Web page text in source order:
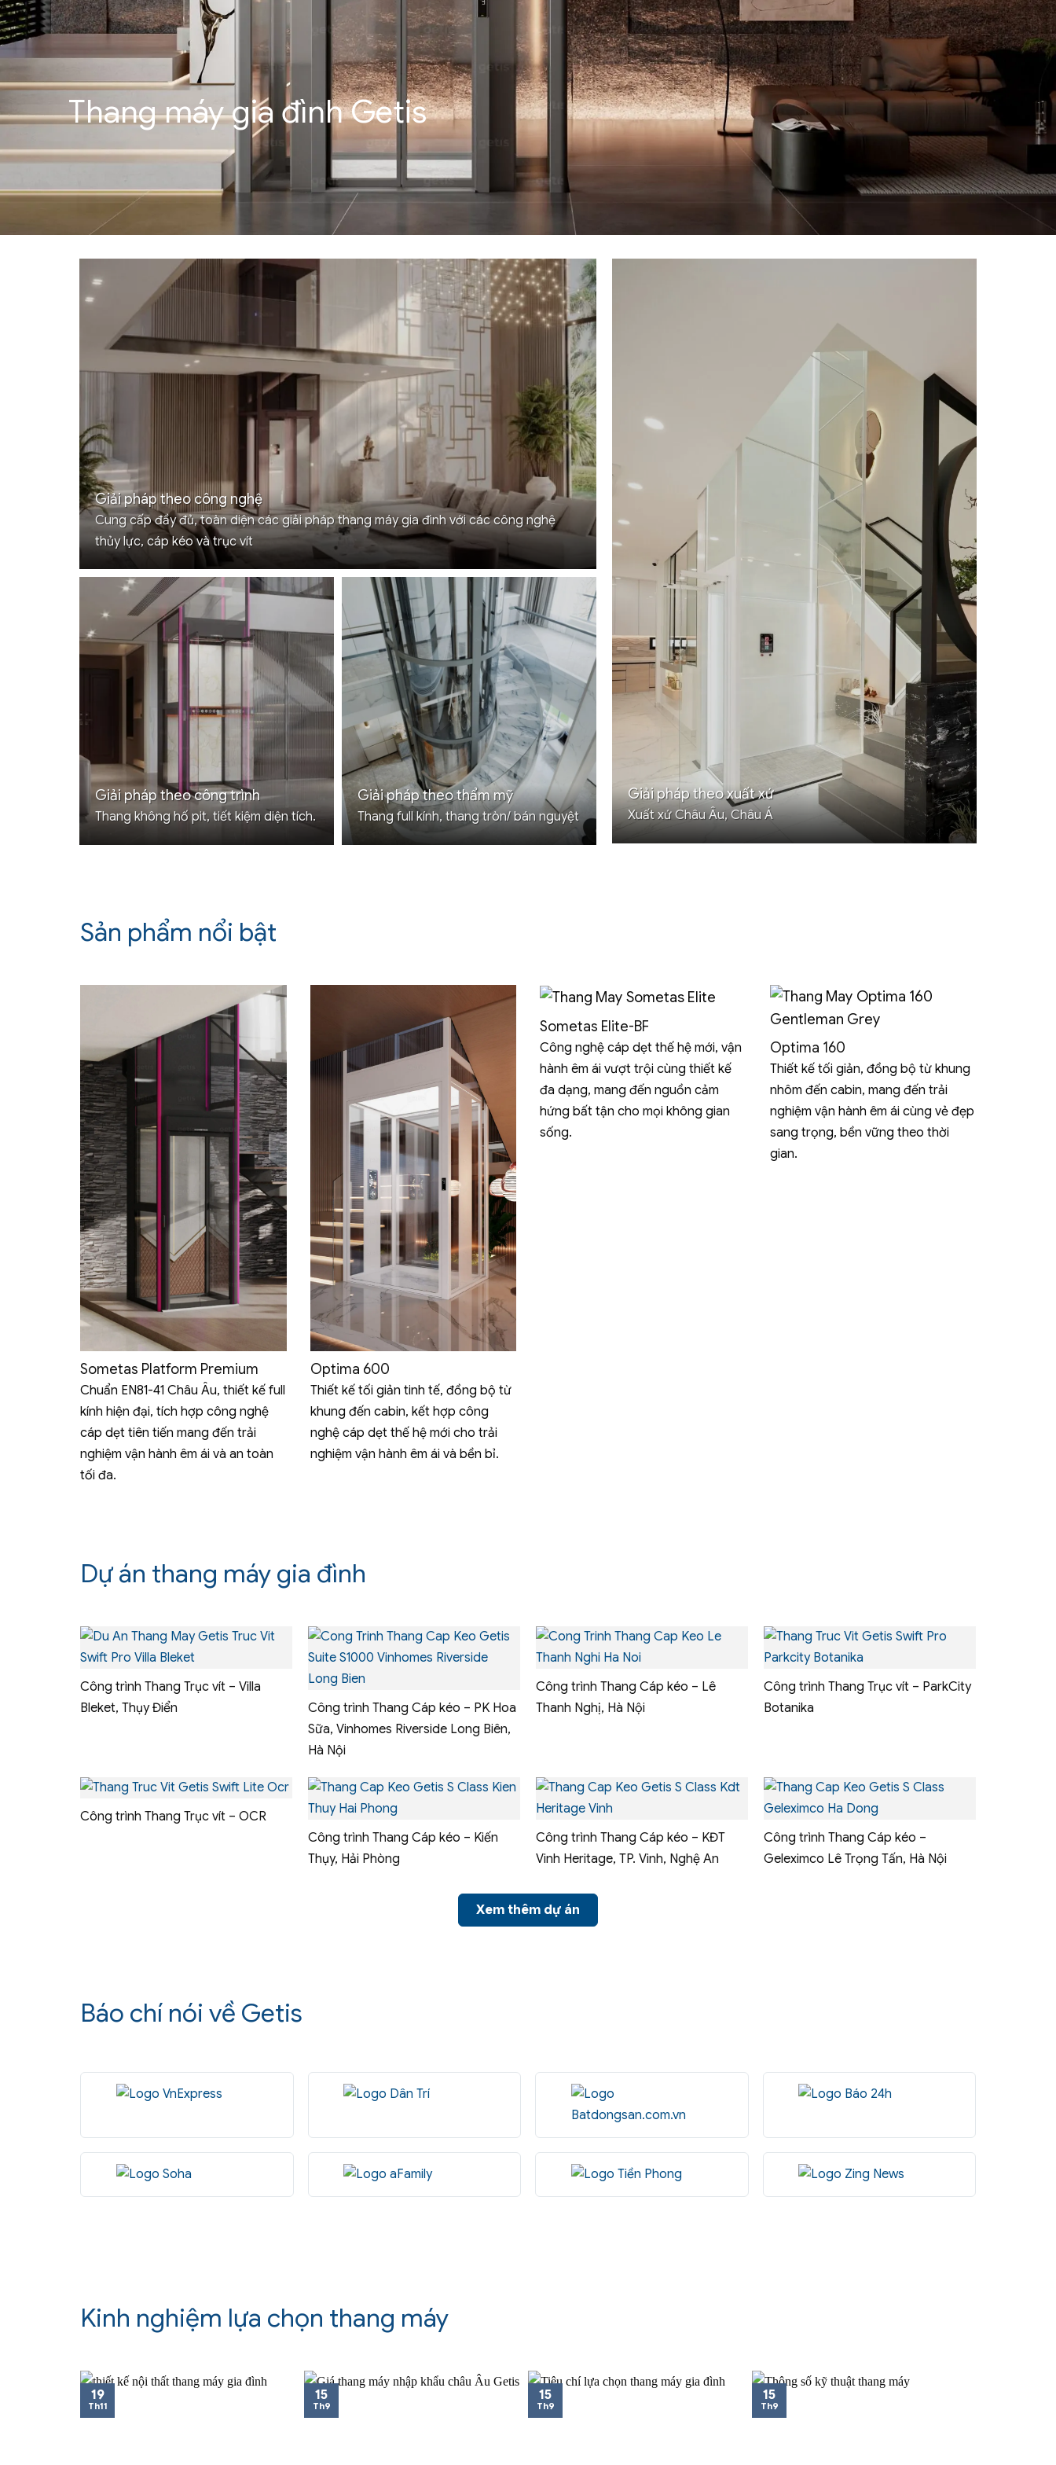
Thang máy gia đình Getis
Giải pháp theo công nghệ
Cung cấp đầy đủ, toàn diện các giải pháp thang máy gia đình với các công nghệ
thủy lực, cáp kéo và trục vít
Giải pháp theo công trình
Thang không hố pit, tiết kiệm diện tích.
Giải pháp theo thẩm mỹ
Thang full kính, thang tròn/ bán nguyệt
Giải pháp theo xuất xứ
Xuất xứ Châu Âu, Châu Á
Sản phẩm nổi bật
Sometas Platform Premium
Chuẩn EN81-41 Châu Âu, thiết kế full
kính hiện đại, tích hợp công nghệ
cáp dẹt tiên tiến mang đến trải
nghiệm vận hành êm ái và an toàn
tối đa.
Optima 600
Thiết kế tối giản tinh tế, đồng bộ từ
khung đến cabin, kết hợp công
nghệ cáp dẹt thế hệ mới cho trải
nghiệm vận hành êm ái và bền bỉ.
Sometas Elite-BF
Công nghệ cáp dẹt thế hệ mới, vận
hành êm ái vượt trội cùng thiết kế
đa dạng, mang đến nguồn cảm
hứng bất tận cho mọi không gian
sống.
Optima 160
Thiết kế tối giản, đồng bộ từ khung
nhôm đến cabin, mang đến trải
nghiệm vận hành êm ái cùng vẻ đẹp
sang trọng, bền vững theo thời
gian.
Dự án thang máy gia đình
Công trình Thang Trục vít – Villa
Bleket, Thụy Điển
Công trình Thang Cáp kéo – PK Hoa
Sữa, Vinhomes Riverside Long Biên,
Hà Nội
Công trình Thang Cáp kéo – Lê
Thanh Nghị, Hà Nội
Công trình Thang Trục vít – ParkCity
Botanika
Công trình Thang Trục vít – OCR
Công trình Thang Cáp kéo – Kiến
Thụy, Hải Phòng
Công trình Thang Cáp kéo – KĐT
Vinh Heritage, TP. Vinh, Nghệ An
Công trình Thang Cáp kéo –
Geleximco Lê Trọng Tấn, Hà Nội
Xem thêm dự án
Báo chí nói về Getis
Kinh nghiệm lựa chọn thang máy
19
Th11
15
Th9
15
Th9
15
Th9